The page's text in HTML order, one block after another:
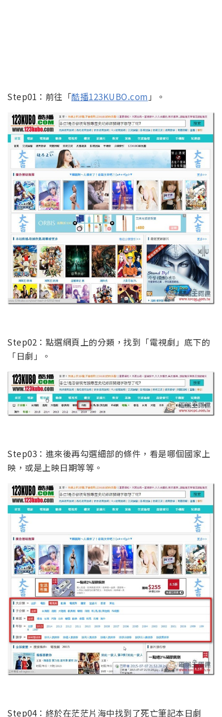
Step01：前往「酷播123KUBO.com 」。
Step02：點選網頁上的分類，找到「電視劇」底下的
「日劇」。
Step03：進來後再勾選細部的條件，看是哪個國家上
映，或是上映日期等等。
Step04：終於在茫茫片海中找到了死亡筆記本日劇